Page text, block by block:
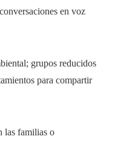
en voz
grupos reducidos
para compartir
las familias o